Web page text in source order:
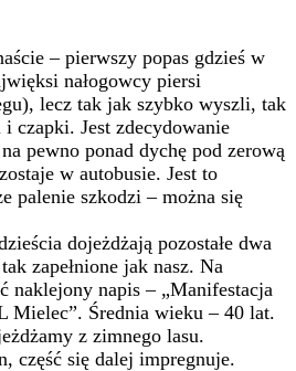
– pierwszy popas gdzieś w
nałogowcy piersi
lecz tak jak szybko wyszli, tak
czapki. Jest zdecydowanie
pewno ponad dychę pod zerową
w autobusie. Jest to
palenie szkodzi – można się
dojeżdżają pozostałe dwa
zapełnione jak nasz. Na
naklejony napis – „Manifestacja
Mielec”. Średnia wieku – 40 lat.
z zimnego lasu.
część się dalej impregnuje.